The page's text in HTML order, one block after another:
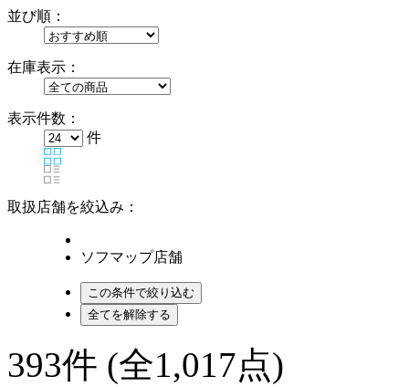
並び順：
在庫表示：
表示件数：
件
取扱店舗を絞込み：
ソフマップ店舗
393件 (全1,017点)